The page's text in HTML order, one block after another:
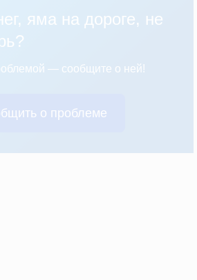
яма на дороге, не
— сообщите о ней!
о проблеме